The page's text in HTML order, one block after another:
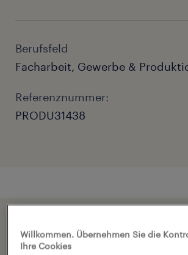
Berufsfeld
Facharbeit, Gewerbe &
Referenznummer:
PRODU31438
Profil teilst
Willkommen. Übernehmen Sie die
Ihre Cookies